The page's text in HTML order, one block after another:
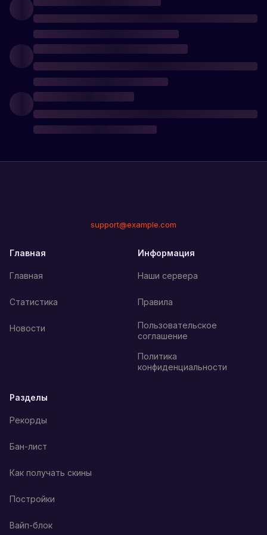
support@example.com
Главная
Главная
Статистика
Новости
Информация
Наши сервера
Правила
Пользовательское
соглашение
Политика
конфиденциальности
Разделы
Рекорды
Бан-лист
Как получать скины
Постройки
Вайп-блок